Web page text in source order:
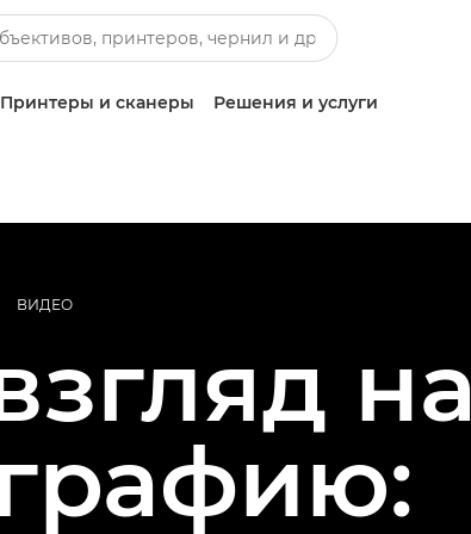
Принтеры и сканеры Решения и услуги
ВИДЕО
на